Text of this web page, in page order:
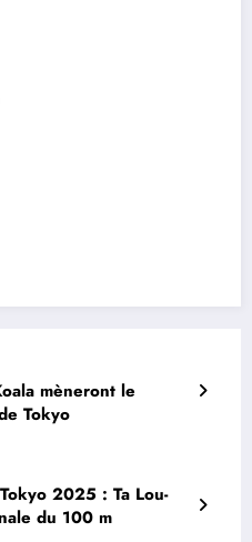
mèneront le
Tokyo
2025 : Ta Lou-
du 100 m